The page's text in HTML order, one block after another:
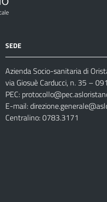
SEDE
Azienda Socio-sanitaria di
via Giosuè Carducci, n. 35 –
PEC:
E-mail:
Centralino: 0783.3171